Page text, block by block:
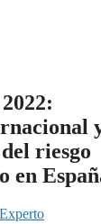
riesgo
en
Experto